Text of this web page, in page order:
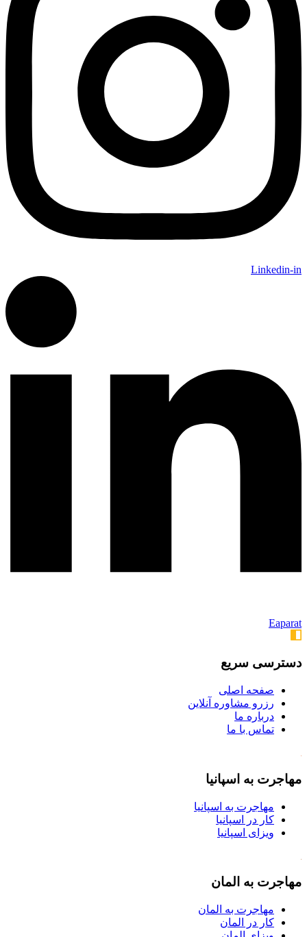
Linkedin-in
Eaparat
دسترسی سریع
صفحه اصلی
رزرو مشاوره آنلاین
درباره ما
تماس با ما
مهاجرت به اسپانیا
مهاجرت به اسپانیا
کار در اسپانیا
ویزای اسپانیا
مهاجرت به المان
مهاجرت به المان
کار در المان